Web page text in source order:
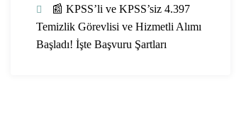
📰 KPSS’li ve KPSS’siz 4.397
Temizlik Görevlisi ve Hizmetli Alımı
Başladı! İşte Başvuru Şartları